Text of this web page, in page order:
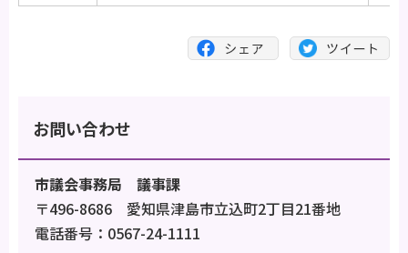
お問い合わせ
市議会事務局 議事課
〒496-8686 愛知県津島市立込町2丁目21番地
電話番号：0567-24-1111